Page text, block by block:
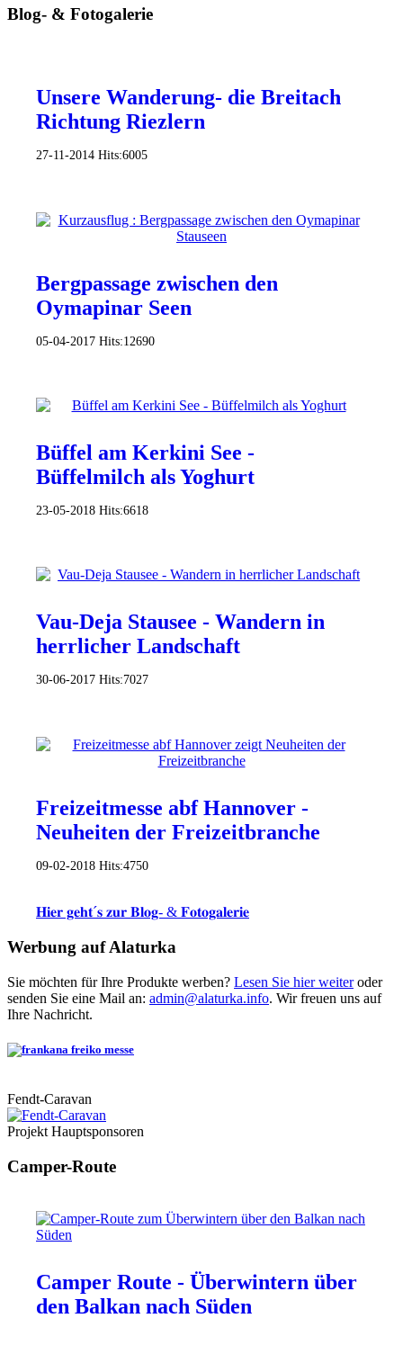
Blog- & Fotogalerie
Unsere Wanderung- die Breitach
Richtung Riezlern
27-11-2014 Hits:6005
Bergpassage zwischen den
Oymapinar Seen
05-04-2017 Hits:12690
Büffel am Kerkini See -
Büffelmilch als Yoghurt
23-05-2018 Hits:6618
Vau-Deja Stausee - Wandern in
herrlicher Landschaft
30-06-2017 Hits:7027
Freizeitmesse abf Hannover -
Neuheiten der Freizeitbranche
09-02-2018 Hits:4750
𝐇𝐢𝐞𝐫 𝐠𝐞𝐡𝐭´𝐬 𝐳𝐮𝐫 𝐁𝐥𝐨𝐠- & 𝐅𝐨𝐭𝐨𝐠𝐚𝐥𝐞𝐫𝐢𝐞
Werbung auf Alaturka
Sie möchten für Ihre Produkte werben? Lesen Sie hier weiteroder
senden Sie eine Mail an: admin@alaturka.info. Wir freuen uns auf
Ihre Nachricht.
Fendt-Caravan
Projekt Hauptsponsoren
Camper-Route
Camper Route - Überwintern über
den Balkan nach Süden